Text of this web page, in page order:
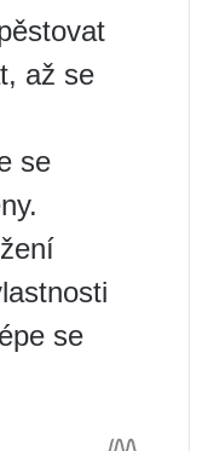
až se
se
se